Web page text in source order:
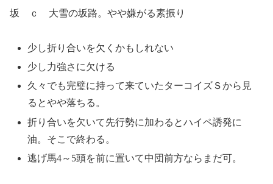
坂 ｃ 大雪の坂路。やや嫌がる素振り
少し折り合いを欠くかもしれない
少し力強さに欠ける
久々でも完璧に持って来ていたターコイズＳから見
るとやや落ちる。
折り合いを欠いて先行勢に加わるとハイペ誘発に
油。そこで終わる。
逃げ馬4～5頭を前に置いて中団前方ならまだ可。